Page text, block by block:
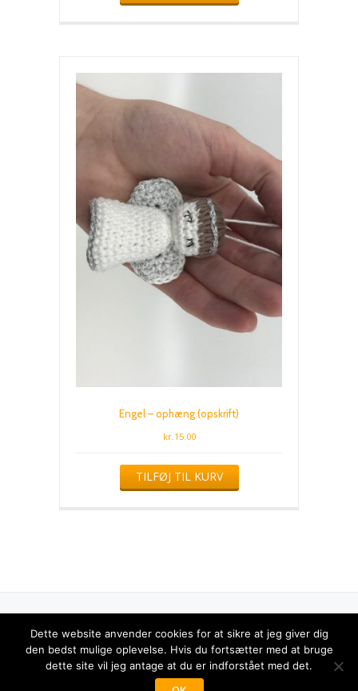
Engel – ophæng (opskrift)
kr.15.00
TILFØJ TIL KURV
Ⓒ 2017 Kreative Løyerligheder
Sekundær
Azera Shopdrevet af
Dette website anvender cookies for at sikre at jeg giver dig
den bedst mulige oplevelse. Hvis du fortsætter med at bruge
dette site vil jeg antage at du er indforstået med det.